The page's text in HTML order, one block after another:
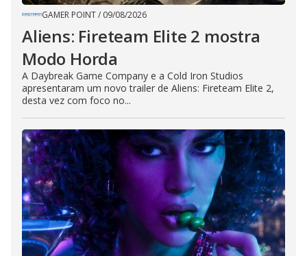
GAMER POINT/ 09/08/2026
Aliens: Fireteam Elite 2 mostra
Modo Horda
A Daybreak Game Company e a Cold Iron Studios
apresentaram um novo trailer de Aliens: Fireteam Elite 2,
desta vez com foco no...